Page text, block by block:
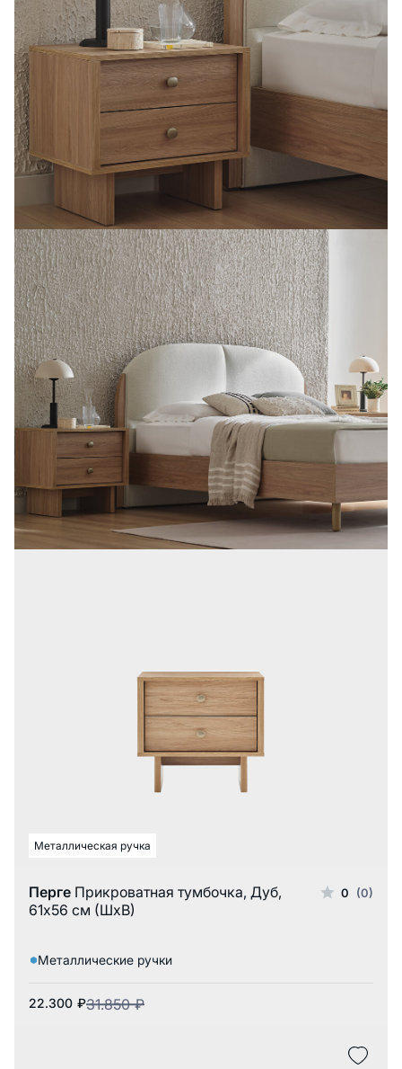
Металлическая ручка
Перге Прикроватная тумбочка, Дуб,
61x56 см (ШxВ)
0 (0)
Металлические ручки
31.850 ₽
22.300 ₽